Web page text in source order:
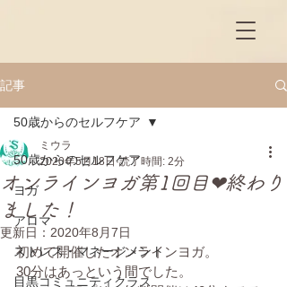
記事
50歳からのセルフケア
ヨガ
アロマ
ストレス・マネージメント
目黒コミュニティクラス
50歳からのセルフケア
オンラインヨガ第1回目❤終わり
ました！
ミウラ
2020年5月18日 読了時間: 2分
更新日： 2020年8月7日
初めて開催したオンラインヨガ。
30分はあっという間でした。